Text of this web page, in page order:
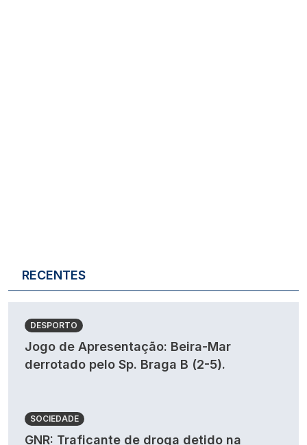
RECENTES
DESPORTO
Jogo de Apresentação: Beira-Mar
derrotado pelo Sp. Braga B (2-5).
SOCIEDADE
GNR: Traficante de droga detido na